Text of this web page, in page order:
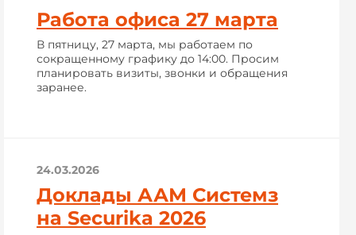
Работа офиса 27 марта
В пятницу, 27 марта, мы работаем по
сокращенному графику до 14:00. Просим
планировать визиты, звонки и обращения
заранее.
24.03.2026
Доклады ААМ Системз
на Securika 2026